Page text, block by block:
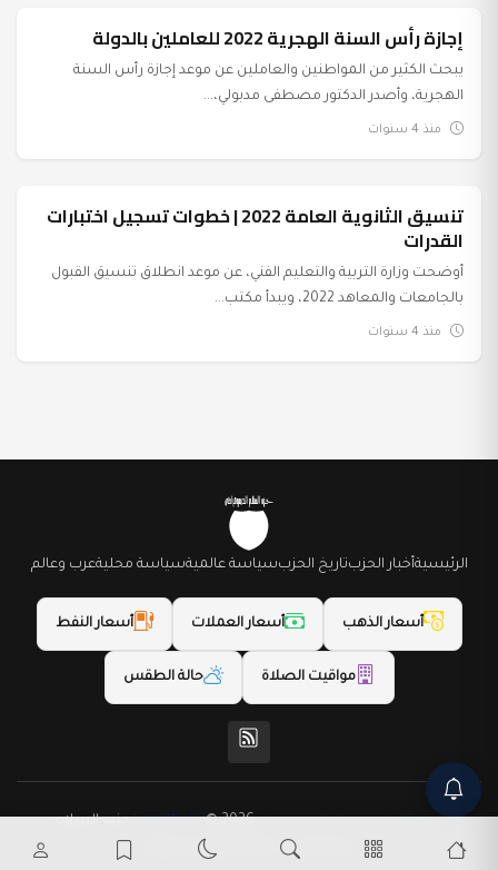
عرب وعالم
إجازة رأس السنة الهجرية 2022 للعاملين بالدولة
يبحث الكثير من المواطنين والعاملين عن موعد إجازة رأس السنة
الهجرية، وأصدر الدكتور مصطفى مدبولي،...
منذ 4 سنوات
عرب وعالم تنسيق الثانوية العامة 2022 | خطوات تسجيل اختبارات
القدرات
أوضحت وزارة التربية والتعليم الفني، عن موعد انطلاق تنسيق القبول
بالجامعات والمعاهد 2022، ويبدأ مكتب...
منذ 4 سنوات
الرئيسيةأخبار الحزبتاريخ الحزبسياسة عالميةسياسة محليةعرب وعالم
أسعار الذهب أسعار العملات أسعار النفط
مواقيت الصلاة حالة الطقس
(المظهر) تم تصميمه من قِبل LightWeb2
© 2026 حزب السلام
الديمقراطي. جميع الحقوق محفوظة.